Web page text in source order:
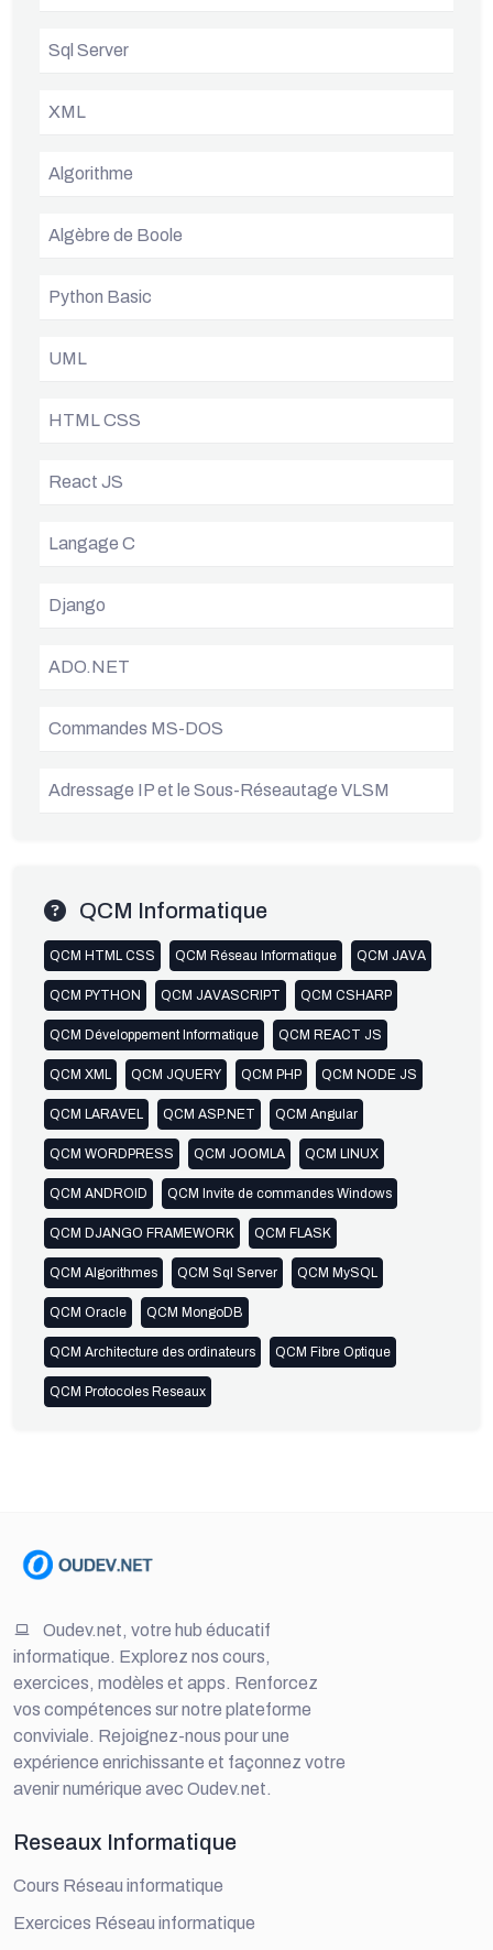
Sql Server
XML
Algorithme
Algèbre de Boole
Python Basic
UML
HTML CSS
React JS
Langage C
Django
ADO.NET
Commandes MS-DOS
Adressage IP et le Sous-Réseautage VLSM
QCM Informatique
QCM HTML CSS QCM Réseau Informatique QCM JAVA
QCM PYTHON QCM JAVASCRIPT QCM CSHARP
QCM Développement Informatique QCM REACT JS
QCM XML QCM JQUERY QCM PHP QCM NODE JS
QCM LARAVEL QCM ASP.NET QCM Angular
QCM WORDPRESS QCM JOOMLA QCM LINUX
QCM ANDROID QCM Invite de commandes Windows
QCM DJANGO FRAMEWORK QCM FLASK
QCM Algorithmes QCM Sql Server QCM MySQL
QCM Oracle QCM MongoDB
QCM Architecture des ordinateurs QCM Fibre Optique
QCM Protocoles Reseaux
Oudev.net, votre hub éducatif
informatique. Explorez nos cours,
exercices, modèles et apps. Renforcez
vos compétences sur notre plateforme
conviviale. Rejoignez-nous pour une
expérience enrichissante et façonnez votre
avenir numérique avec Oudev.net.
Reseaux Informatique
Cours Réseau informatique
Exercices Réseau informatique